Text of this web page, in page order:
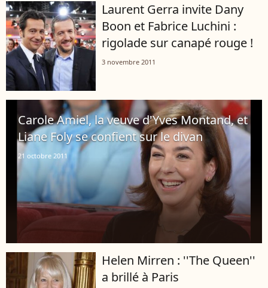
Laurent Gerra invite Dany
Boon et Fabrice Luchini :
rigolade sur canapé rouge !
3 novembre 2011
Carole Amiel, la veuve d'Yves Montand, et
Liane Foly se confient sur le divan
21 octobre 2011
Helen Mirren : ''The Queen''
a brillé à Paris